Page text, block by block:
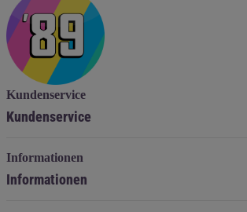
Kundenservice
Kundenservice
Informationen
Informationen